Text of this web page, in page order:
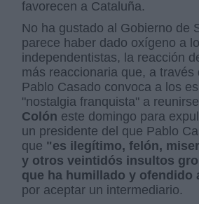
favorecen a Cataluña.
No ha gustado al Gobierno de
parece haber dado oxígeno a
independentistas, la reacción
más reaccionaria que, a través
Pablo Casado convoca a los
"nostalgia franquista" a
Colón este domingo para
un presidente del que Pablo
que "es ilegítimo, felón,
y otros veintidós insultos
que ha humillado y ofendido
por aceptar un intermediario.